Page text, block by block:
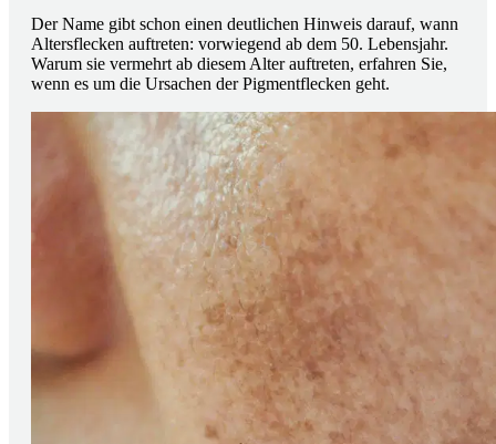
Der Name gibt schon einen deutlichen Hinweis darauf, wann
Altersflecken auftreten: vorwiegend ab dem 50. Lebensjahr.
Warum sie vermehrt ab diesem Alter auftreten, erfahren Sie,
wenn es um die Ursachen der Pigmentflecken geht.